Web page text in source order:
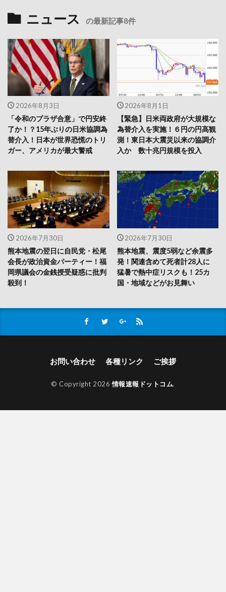
ニュース の最新記事8件
2026年8月3日
「令和のプラザ合意」で円安終
了か！？15年ぶりの日米協調為
替介入！日本が世界恐慌のトリ
ガー、アメリカが最大警戒
2026年8月1日
【緊急】日米両政府が大規模な
為替介入を実施！６円の円高観
測！東日本大震災以来の協調介
入か 数十兆円規模を投入
2026年7月30日
熊本地震の翌日に自民党・松尾
会長が政治資金パーティー！福
岡県議会の金銭授受疑惑に批判
殺到！
2026年7月30日
熊本地震、震度5弱など余震多
発！関連含めて死者計28人に
猛暑で熱中症リスクも！25カ
国・地域などがお見舞い
お問い合わせ 各種リンク ご挨拶
© Copyright 2026情報速報ドットコム.